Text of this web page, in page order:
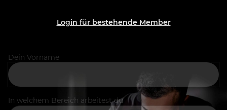
Login für bestehende Member
Dein Vorname
In welchem Bereich arbeitest du